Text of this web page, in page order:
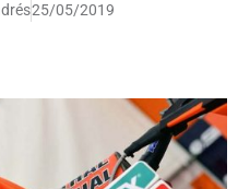
25/05/2019